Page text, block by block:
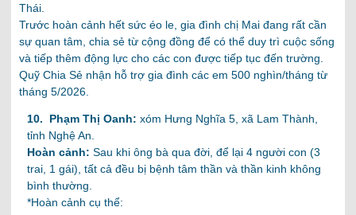
Thái.
Trước hoàn cảnh hết sức éo le, gia đình chị Mai đang rất cần
sự quan tâm, chia sẻ từ cộng đồng để có thể duy trì cuộc sống
và tiếp thêm động lực cho các con được tiếp tục đến trường.
Quỹ Chia Sẻ nhận hỗ trợ gia đình các em 500 nghìn/tháng từ
tháng 5/2026.
10. Phạm Thị Oanh:xóm Hưng Nghĩa 5, xã Lam Thành,
tỉnh Nghệ An
Hoàn cảnh:Sau khi ông bà qua đời, để lại 4 người con (3
trai, 1 gái), tất cả đều bị bệnh tâm thần và thần kinh không
bình thường.
*Hoàn cảnh cụ thể: